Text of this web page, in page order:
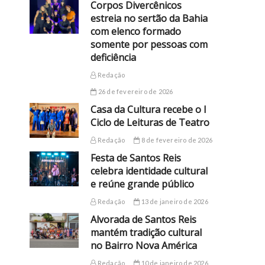
Corpos Divercênicos
estreia no sertão da Bahia
com elenco formado
somente por pessoas com
deficiência
Redação
26 de fevereiro de 2026
Casa da Cultura recebe o I
Ciclo de Leituras de Teatro
Redação 8 de fevereiro de 2026
Festa de Santos Reis
celebra identidade cultural
e reúne grande público
Redação 13 de janeiro de 2026
Alvorada de Santos Reis
mantém tradição cultural
no Bairro Nova América
Redação 10 de janeiro de 2026